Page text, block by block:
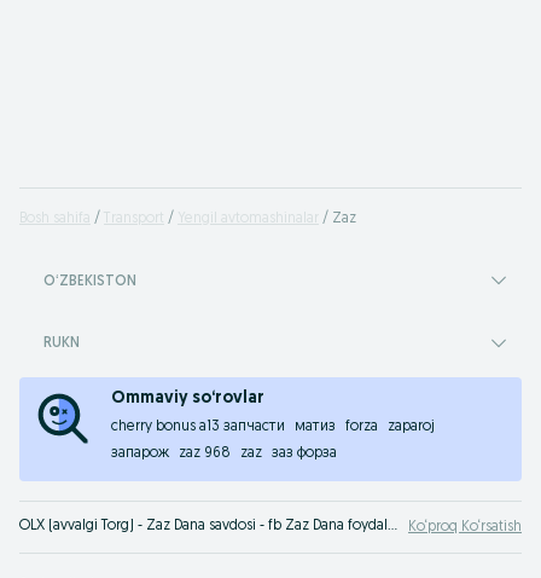
Bosh sahifa Transport Yengil avtomashinalar Zaz
OʻZBEKISTON
RUKN
Ommaviy so‘rovlar
cherry bonus a13 запчасти матиз forza
zaparoj
запарож
zaz 968 zaz заз форза
OLX (avvalgi Torg) - Zaz Dana savdosi - fb Zaz Dana foydali narxda xarid qilish OLX.uz O‘zbekiston e‘lonlar taxtasida. Fotosurat va tavsifli minglab takliflar siz uchun! Ko‘proq Ko‘rsatish